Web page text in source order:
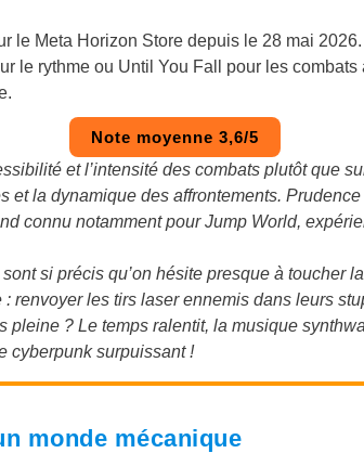
le Meta Horizon Store depuis le 28 mai
le rythme ou Until You Fall pour les
Note moyenne 3,6/5
et l’intensité des combats plutôt que
et la dynamique des affrontements.
connu notamment pour Jump World,
si précis qu’on hésite presque à toucher
renvoyer les tirs laser ennemis dans leurs
pleine ? Le temps ralentit, la musique
cyberpunk surpuissant !
monde mécanique